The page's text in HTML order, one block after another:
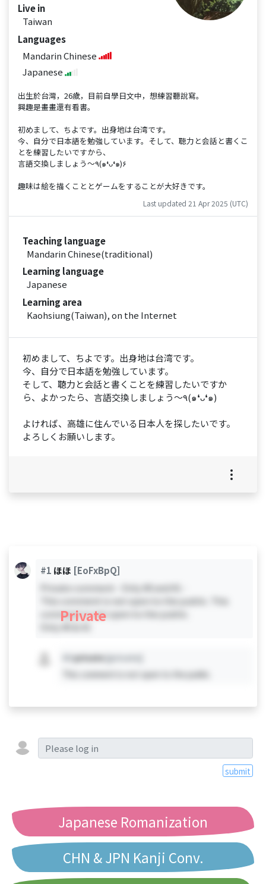
Live in
Taiwan
Languages
Mandarin Chinese
Japanese
出生於台灣，26歲，目前自學日文中，想練習聽說寫。
興趣是畫畫還有看書。
初めまして、ちよです。出身地は台湾です。
今、自分で日本語を勉強しています。そして、聴力と会話と書くこ
とを練習したいですから、
言語交換しましょう～٩(๑❛ᴗ❛๑)۶
趣味は絵を描くこととゲームをすることが大好きです。
Last updated 21 Apr 2025 (UTC)
Teaching language
Mandarin Chinese(traditional)
Learning language
Japanese
Learning area
Kaohsiung(Taiwan), on the Internet
初めまして、ちよです。出身地は台湾です。
今、自分で日本語を勉強しています。
そして、聴力と会話と書くことを練習したいですか
ら、よかったら、言語交換しましょう～٩(๑❛ᴗ❛๑)
よければ、高雄に住んでいる日本人を探したいです。
よろしくお願いします。
#1 ほほ [EoFxBpQ]
Private comment - Only #0 and #1 -
This comment is not open to the public. This
comment is not open to the public.
Private
private [private]
This comment is not open to the public.
submit
Japanese Romanization
CHN & JPN Kanji Conv.